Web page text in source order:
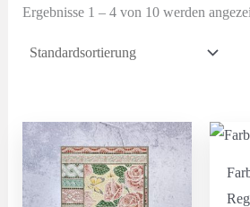
Ergebnisse 1 – 4 von 10 werden